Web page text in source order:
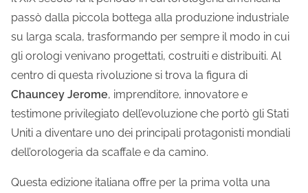
passò dalla piccola bottega alla produzione industriale
su larga scala, trasformando per sempre il modo in cui
gli orologi venivano progettati, costruiti e distribuiti. Al
centro di questa rivoluzione si trova la figura di
Chauncey Jerome, imprenditore, innovatore e
testimone privilegiato dell’evoluzione che portò gli Stati
Uniti a diventare uno dei principali protagonisti mondiali
dell’orologeria da scaffale e da camino.
Questa edizione italiana offre per la prima volta una